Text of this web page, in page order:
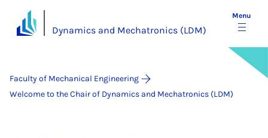
Dynamics and Mechatronics (LDM)
Menu
Faculty of Mechanical Engineering
Welcome to the Chair of Dynamics and Mechatronics (LDM)